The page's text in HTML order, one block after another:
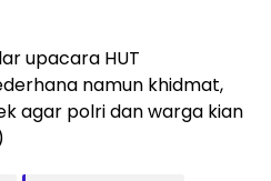
upacara HUT
namun khidmat,
agar polri dan warga kian